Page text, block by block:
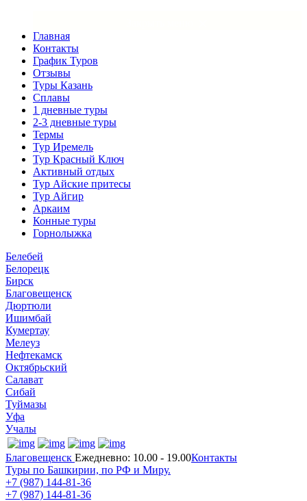
Главная
Контакты
График Туров
Отзывы
Туры Казань
Сплавы
1 дневные туры
2-3 дневные туры
Термы
Тур Иремель
Тур Красный Ключ
Активный отдых
Тур Айские притесы
Тур Айгир
Аркаим
Конные туры
Горнолыжка
Белебей
Белорецк
Бирск
Благовещенск
Дюртюли
Ишимбай
Кумертау
Мелеуз
Нефтекамск
Октябрьский
Салават
Сибай
Туймазы
Уфа
Учалы
Благовещенск Ежедневно: 10.00 - 19.00Контакты
Туры по Башкирии, по РФ и Миру.
+7 (987) 144-81-36
+7 (987) 144-81-36